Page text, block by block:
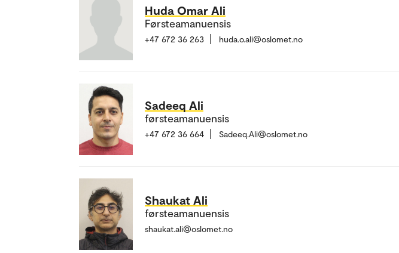
Huda Omar Ali
Førsteamanuensis
+47 672 36 263 huda.o.ali@oslomet.no
Sadeeq Ali
førsteamanuensis
+47 672 36 664 Sadeeq.Ali@oslomet.no
Shaukat Ali
førsteamanuensis
shaukat.ali@oslomet.no